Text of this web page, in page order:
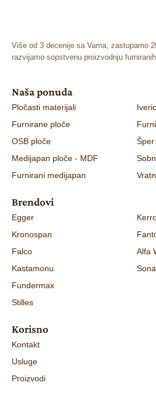
Više od 3 decenije sa Vama, zastupamo
razvijamo sopstvenu proizvodnju
Naša ponuda
Pločasti materijali
Furnirane ploče
OSB ploče
Medijapan ploče - MDF
Furnirani medijapan
Šper
Brendovi
Egger
Kronospan
Falco
Kastamonu
Fundermax
Stilles
Alfa
Korisno
Kontakt
Usluge
Proizvodi